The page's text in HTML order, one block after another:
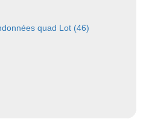
quad Lot (46)